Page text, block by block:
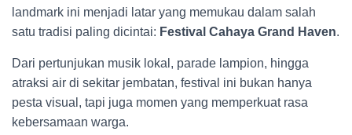
landmark ini menjadi latar yang memukau dalam salah
satu tradisi paling dicintai: Festival Cahaya Grand Haven.
Dari pertunjukan musik lokal, parade lampion, hingga
atraksi air di sekitar jembatan, festival ini bukan hanya
pesta visual, tapi juga momen yang memperkuat rasa
kebersamaan warga.